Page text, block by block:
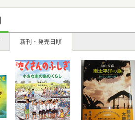
新刊・発売日順